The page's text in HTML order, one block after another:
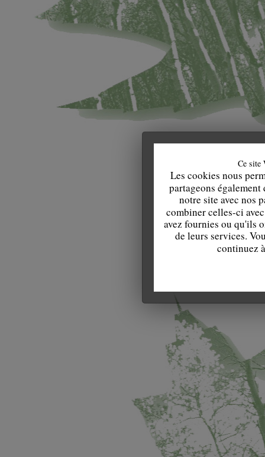
Ce site
Les cookies nous
partageons
notre site avec nos
combiner celles-ci
avez fournies ou qu'ils
de leurs services.
continuez